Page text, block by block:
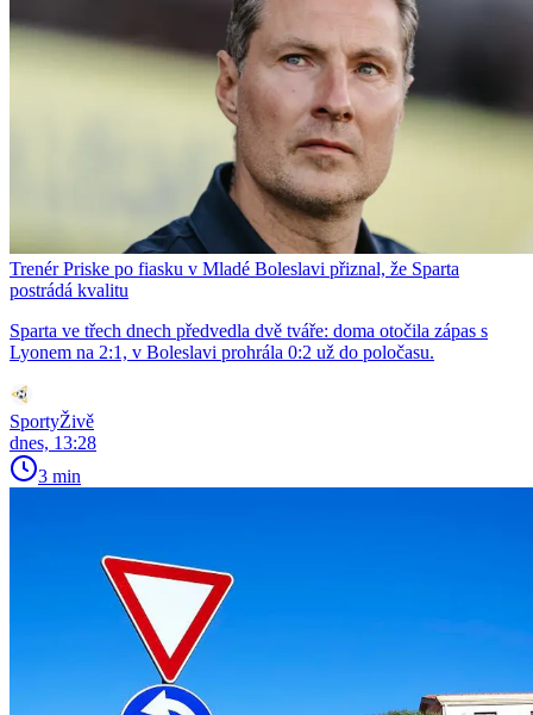
Trenér Priske po fiasku v Mladé Boleslavi přiznal, že Sparta
postrádá kvalitu
Sparta ve třech dnech předvedla dvě tváře: doma otočila zápas s
Lyonem na 2:1, v Boleslavi prohrála 0:2 už do poločasu.
SportyŽivě
dnes, 13:28
3 min